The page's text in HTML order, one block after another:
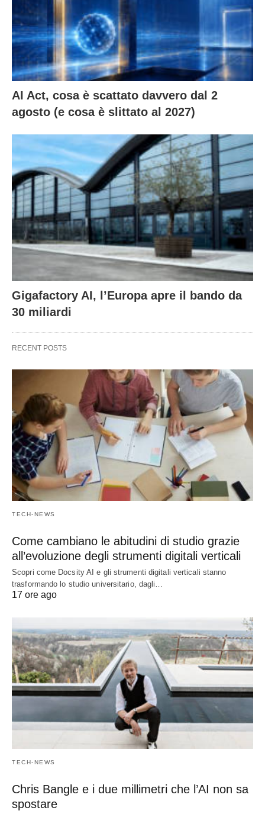
AI Act, cosa è scattato davvero dal 2
agosto (e cosa è slittato al 2027)
Gigafactory AI, l’Europa apre il bando da
30 miliardi
RECENT POSTS
TECH-NEWS
Come cambiano le abitudini di studio grazie
all’evoluzione degli strumenti digitali verticali
Scopri come Docsity AI e gli strumenti digitali verticali stanno
trasformando lo studio universitario, dagli…
17 ore ago
TECH-NEWS
Chris Bangle e i due millimetri che l’AI non sa
spostare